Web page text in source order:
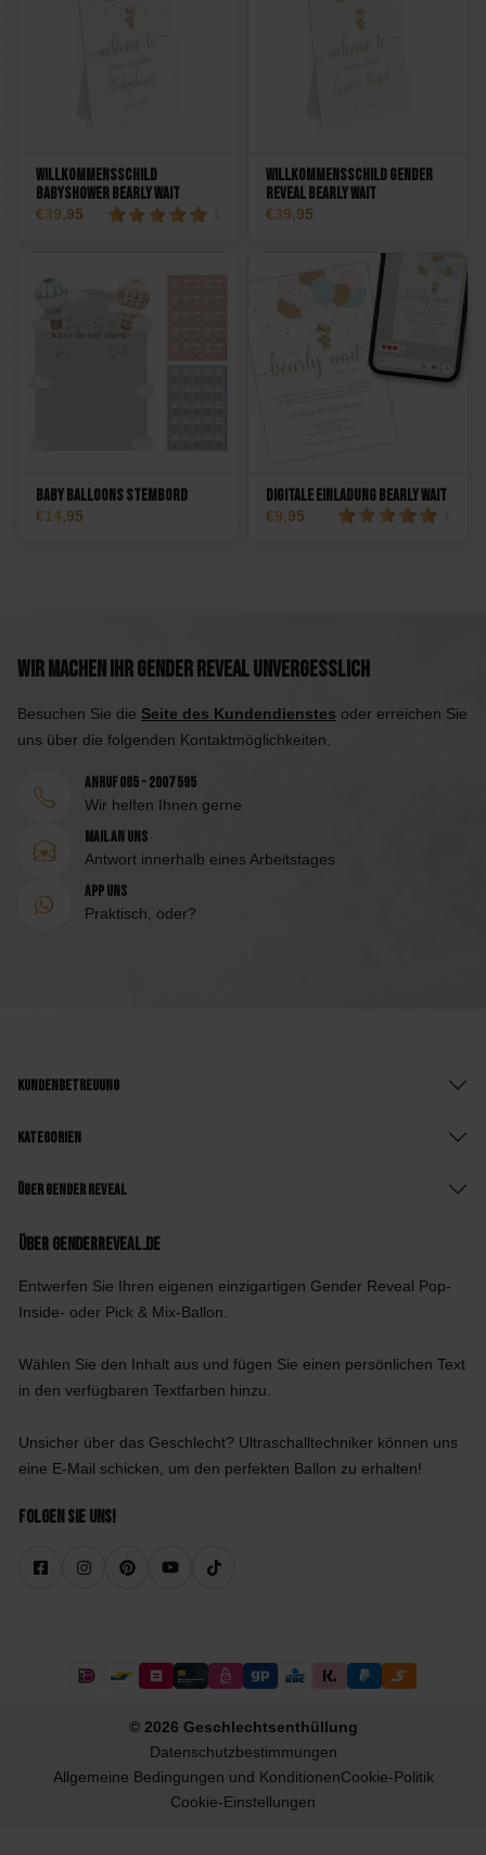
Willkommensschild
BabyShower Bearly Wait
39,95
Willkommensschild Gender
Reveal Bearly Wait
39,95
Baby balloons stembord
14,95
Digitale Einladung Bearly Wait
9,95
Wir machen Ihr Gender Reveal unvergesslich
Besuchen Sie die Seite des Kundendienstes oder erreichen Sie
uns über die folgenden Kontaktmöglichkeiten.
Anruf 085 - 2007 595
Wir helfen Ihnen gerne
Mail an uns
Antwort innerhalb eines Arbeitstages
App uns
Praktisch, oder?
Kundenbetreuung
Kategorien
Über Gender Reveal
Über GenderReveal.de
Entwerfen Sie Ihren eigenen einzigartigen Gender Reveal Pop-
Inside- oder Pick & Mix-Ballon.
Wählen Sie den Inhalt aus und fügen Sie einen persönlichen Text
in den verfügbaren Textfarben hinzu.
Unsicher über das Geschlecht? Ultraschalltechniker können uns
eine E-Mail schicken, um den perfekten Ballon zu erhalten!
Folgen Sie uns!
© 2026 Geschlechtsenthüllung
Datenschutzbestimmungen
Allgemeine Bedingungen und KonditionenCookie-Politik
Cookie-Einstellungen